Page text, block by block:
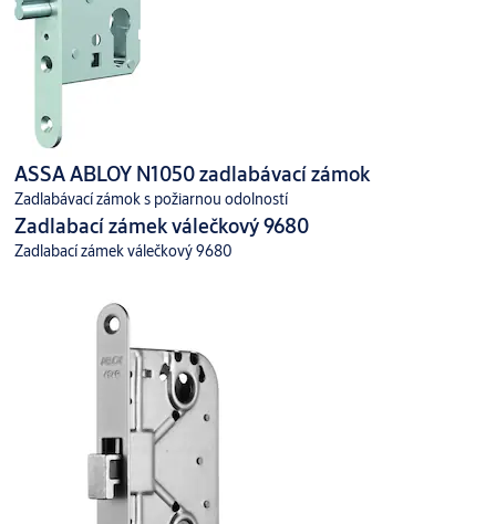
ASSA ABLOY N1050 zadlabávací zámok
Zadlabávací zámok s požiarnou odolností
Zadlabací zámek válečkový 9680
Zadlabací zámek válečkový 9680